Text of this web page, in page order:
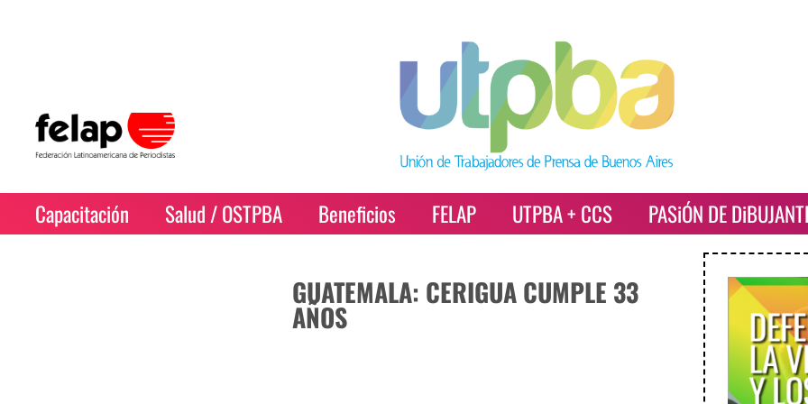
Capacitación Salud / OSTPBA Beneficios FELAP UTPBA + CCS PASiÓN DE
GUATEMALA: CERIGUA CUMPLE 33
AÑOS